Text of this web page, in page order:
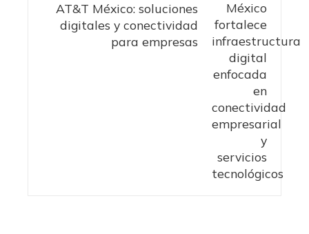
AT&T México: soluciones
digitales y conectividad
para empresas